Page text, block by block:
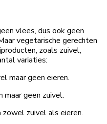
vlees, dus ook geen
vegetarische gerechten
zoals zuivel,
variaties:
maar geen eieren.
geen zuivel.
zuivel als eieren.